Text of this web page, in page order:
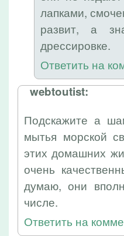
лапками,
развит, а
дрессировке.
Ответить на
webtoutist:
Подскажите а
мытья морской
этих домашних
очень
думаю, они
числе.
Ответить на